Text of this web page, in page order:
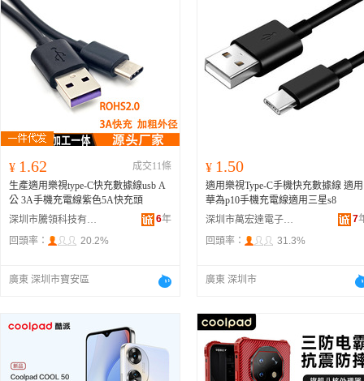
¥ 1.62
成交11條
生產適用樂視type-C快充數據線usb A
公 3A手機充電線紫色5A快充頭
深圳市騰領科技有限公司
6年
回頭率：
20.2%
廣東 深圳市寶安區
¥ 1.50
適用樂視Type-C手機快充數據線 適用
華為p10手機充電線適用三星s8
深圳市萬宏達電子元器件有限公司
7
回頭率：
31.3%
廣東 深圳市